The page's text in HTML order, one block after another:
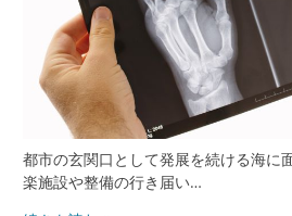
融
合
す
る
現
代
市
の
都市の玄関口として発展を続ける海に
楽施設や整備の行き届い…